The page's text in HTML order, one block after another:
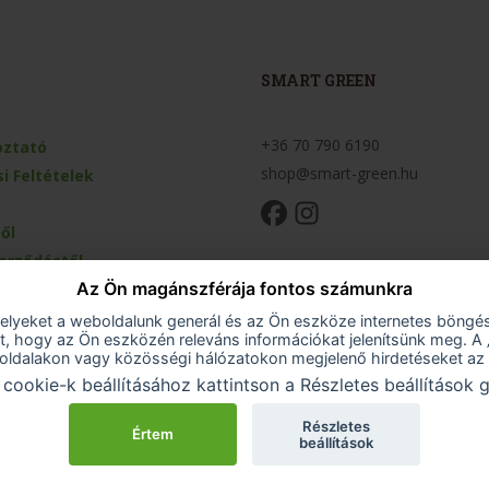
Feltételek
nyilatkozat
SMART GREEN
+36 70 790 6190
shop@smart-green.hu
© 2026 copyright Peter Zelina
Az Ön magánszférája fontos számunkra
a weboldalunk generál és az Ön eszköze internetes
hogy az Ön eszközén releváns információkat jelenítsünk meg.
vagy közösségi hálózatokon megjelenő hirdetéseket
k beállításához kattintson a Részletes beállítások
Értem
Részletes
beállítások